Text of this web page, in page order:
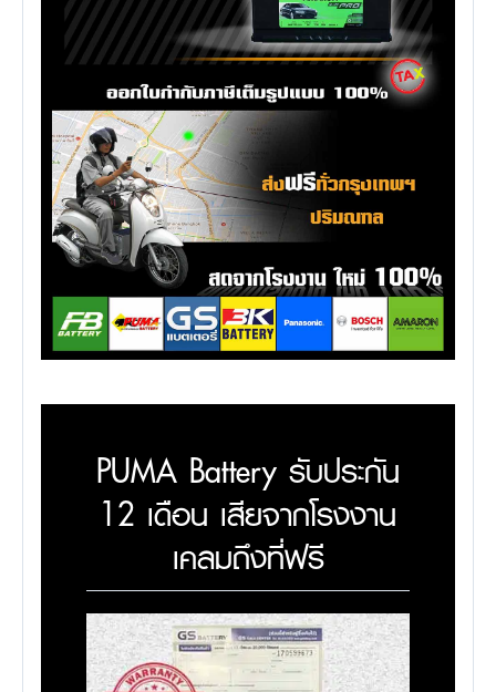
PUMA Battery รับประกัน
12 เดือน เสียจากโรงงาน
เคลมถึงที่ฟรี